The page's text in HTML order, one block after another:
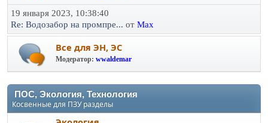
19 января 2023, 10:38:40
Re: Водозабор на промпре... от Max
Все для ЭН, ЭС
Модератор: wwaldemar
ПОС, Экология, Технология
Косвенные для ПЗУ разделы